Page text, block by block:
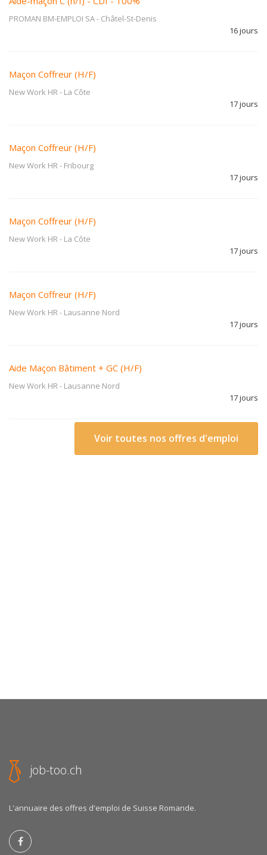
PROMAN BM-EMPLOI SA- Châtel-St-Denis
16 jours
Maçon Coffreur (H/F)
New Work HR- La Côte
17 jours
Maçon Coffreur (H/F)
New Work HR- Fribourg
17 jours
Maçon Coffreur (H/F)
New Work HR- La Côte
17 jours
Maçon Coffreur (H/F)
New Work HR- Lausanne Nord
17 jours
Aide Maçon Bâtiment + GC (H/F)
New Work HR- Lausanne Nord
17 jours
Voir toutes nos offres d'emploi
job-too.ch
L'annuaire des offres d'emploi de Suisse Romande.